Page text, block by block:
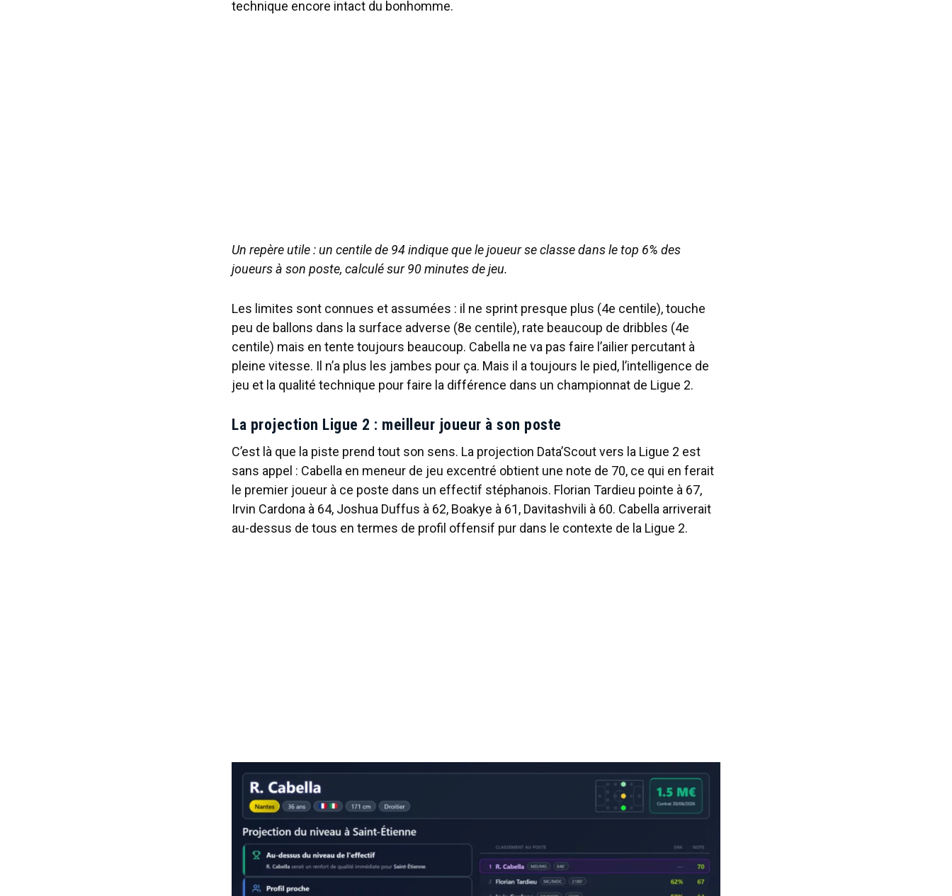
technique encore intact du bonhomme.
Un repère utile : un centile de 94 indique que le joueur se classe dans le top 6% des
joueurs à son poste, calculé sur 90 minutes de jeu.
Les limites sont connues et assumées : il ne sprint presque plus (4e centile), touche
peu de ballons dans la surface adverse (8e centile), rate beaucoup de dribbles (4e
centile) mais en tente toujours beaucoup. Cabella ne va pas faire l’ailier percutant à
pleine vitesse. Il n’a plus les jambes pour ça. Mais il a toujours le pied, l’intelligence de
jeu et la qualité technique pour faire la différence dans un championnat de Ligue 2.
La projection Ligue 2 : meilleur joueur à son poste
C’est là que la piste prend tout son sens. La projection Data’Scout vers la Ligue 2 est
sans appel : Cabella en meneur de jeu excentré obtient une note de 70, ce qui en ferait
le premier joueur à ce poste dans un effectif stéphanois. Florian Tardieu pointe à 67,
Irvin Cardona à 64, Joshua Duffus à 62, Boakye à 61, Davitashvili à 60. Cabella arriverait
au-dessus de tous en termes de profil offensif pur dans le contexte de la Ligue 2.